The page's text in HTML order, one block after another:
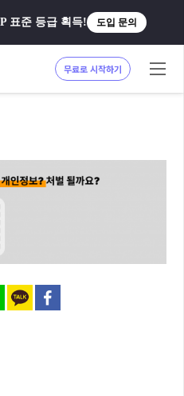
표준 등급 획득! 도입 문의
무료로 시작하기